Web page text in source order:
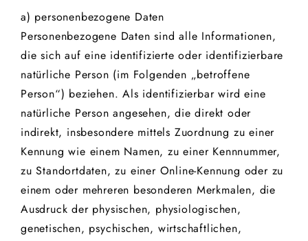
a) personenbezogene Daten
Personenbezogene Daten sind alle Informationen,
die sich auf eine identifizierte oder identifizierbare
natürliche Person (im Folgenden „betroffene
Person“) beziehen. Als identifizierbar wird eine
natürliche Person angesehen, die direkt oder
indirekt, insbesondere mittels Zuordnung zu einer
Kennung wie einem Namen, zu einer Kennnummer,
zu Standortdaten, zu einer Online-Kennung oder zu
einem oder mehreren besonderen Merkmalen, die
Ausdruck der physischen, physiologischen,
genetischen, psychischen, wirtschaftlichen,